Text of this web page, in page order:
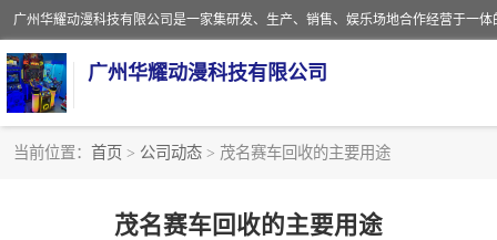
广州华耀动漫科技有限公司
当前位置： 首页 > 公司动态 > 茂名赛车回收的主要用途
茂名赛车回收的主要用途